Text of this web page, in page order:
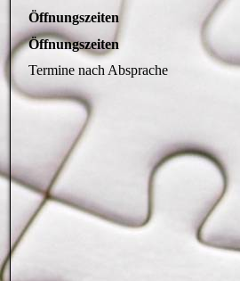
Öffnungszeiten
Öffnungszeiten
Termine nach Absprache